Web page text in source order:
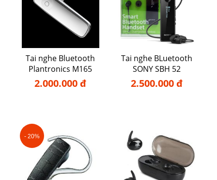
Tai nghe Bluetooth
Plantronics M165
2.000.000 đ
Tai nghe BLuetooth
SONY SBH 52
2.500.000 đ
- 20%